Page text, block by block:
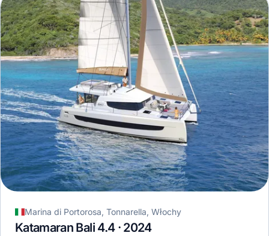
Marina di Portorosa, Tonnarella, Włochy
Katamaran Bali 4.4 · 2024